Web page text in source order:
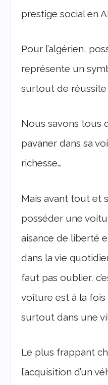
prestige social en
Pour l’algérien,
représente un
surtout de réussite
Nous savons tous
pavaner dans sa
richesse…
Mais avant tout et
posséder une
aisance de liberté
dans la vie
faut pas oublier,
voiture est à la
surtout dans une
Le plus frappant
l’acquisition d’un